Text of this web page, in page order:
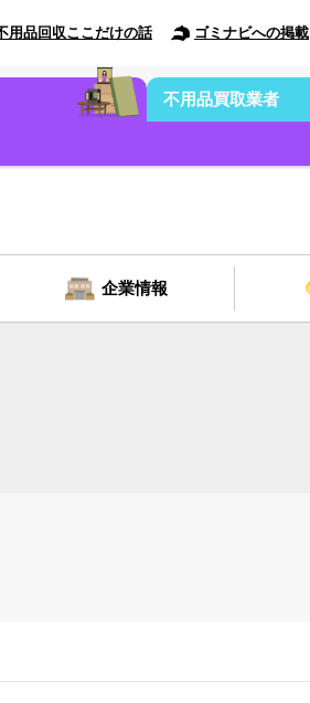
用品回収ここだけの話 ゴミナビへの掲載
不用品買取業者
企業情報